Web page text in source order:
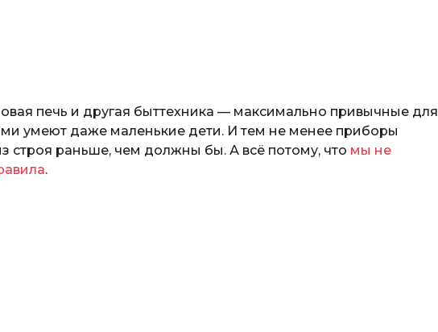
печь и другая быттехника — максимально привычные для
умеют даже маленькие дети. И тем не менее приборы
строя раньше, чем должны бы. А всё потому, что мы не
.